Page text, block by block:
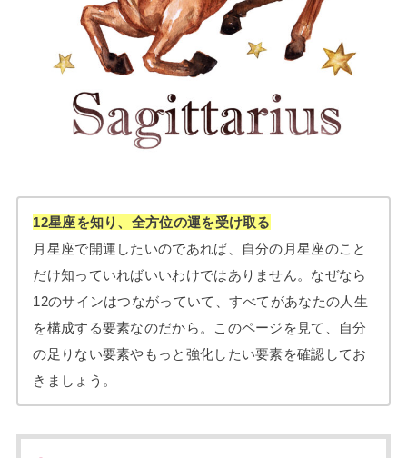
12星座を知り、全方位の運を受け取る
月星座で開運したいのであれば、自分の月星座のこと
だけ知っていればいいわけではありません。なぜなら
12のサインはつながっていて、すべてがあなたの人生
を構成する要素なのだから。このページを見て、自分
の足りない要素やもっと強化したい要素を確認してお
きましょう。